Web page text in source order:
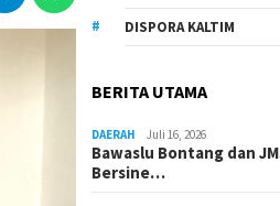
DISPORA KALTIM
BERITA UTAMA
DAERAH Juli 16, 2026
Bawaslu Bontang dan
Bersine…